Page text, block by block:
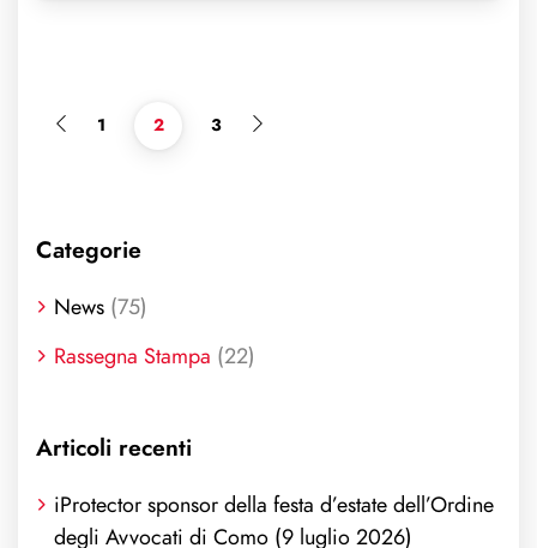
1 2 3
Categorie
News (75)
Rassegna Stampa (22)
Articoli recenti
iProtector sponsor della festa d’estate dell’Ordine
degli Avvocati di Como (9 luglio 2026)